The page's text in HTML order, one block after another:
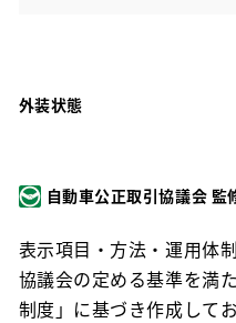
外装状態
自動車公正取引協議会 監
表示項目・方法・運用体
協議会の定める基準を満
制度」に基づき作成してお